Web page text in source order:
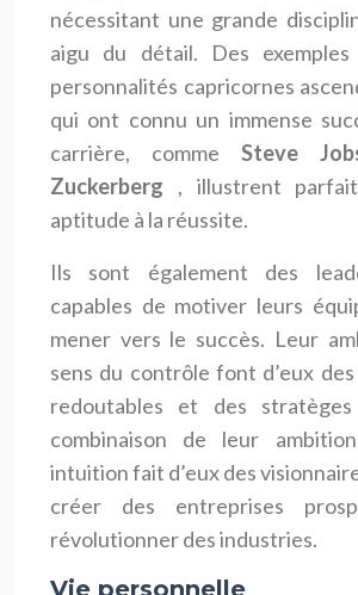
nécessitant une grande
aigu du détail. Des
personnalités capricornes
qui ont connu un immense
carrière, comme Steve
Zuckerberg , illustrent
aptitude à la réussite.
Ils sont également des
capables de motiver leurs
mener vers le succès. Leur
sens du contrôle font d’eux
redoutables et des
combinaison de leur
intuition fait d’eux des
créer des entreprises
révolutionner des industries.
Vie personnelle